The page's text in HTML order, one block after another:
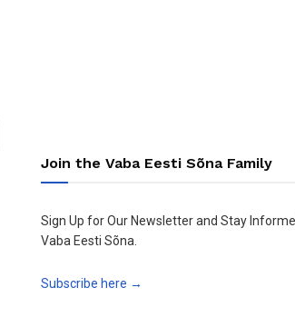
Join the Vaba Eesti Sõna Family
Sign Up for Our Newsletter and Stay
Vaba Eesti Sõna.
Subscribe here →